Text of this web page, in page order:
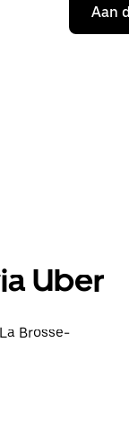
Aan
Uber
Brosse-